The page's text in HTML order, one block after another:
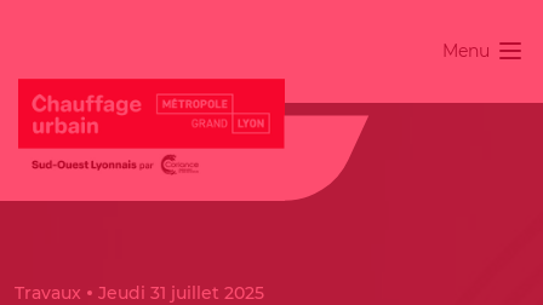
Menu
Travaux Jeudi 31 juillet 2025